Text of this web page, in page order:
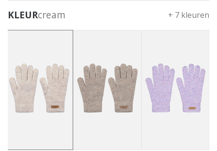
KLEURcream + 7 kleuren